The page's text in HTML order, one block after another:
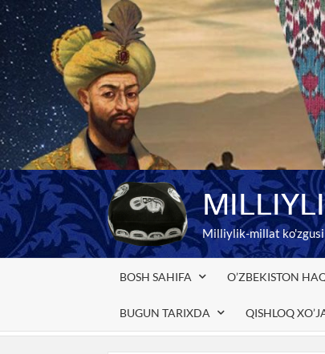
Skip
to
content
Milliylik-millat ko'zgusi
BOSH SAHIFA O’ZBEKISTON
BUGUN TARIXDA QISHLOQ